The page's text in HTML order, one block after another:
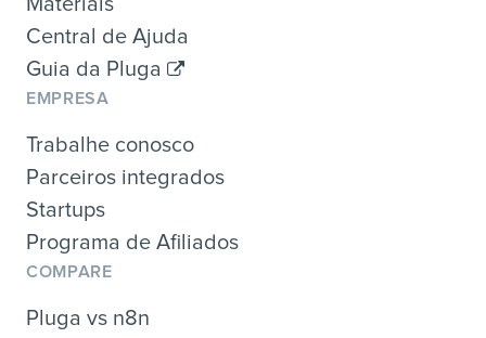
Central de Ajuda
Guia da Pluga
EMPRESA
Trabalhe conosco
Parceiros integrados
Startups
Programa de Afiliados
COMPARE
Pluga vs n8n